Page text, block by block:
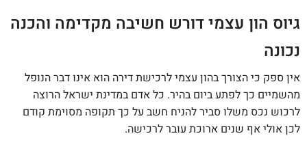
גיוס הון עצמי דורש חשיבה מקדימה והכנה
נכונה
אין ספק כי הצורך בהון עצמי לרכישת דירה הוא אינו דבר הנופל
מהשמיים כך לפתע ביום בהיר. כל אדם במדינת ישראל הרוצה
לרכוש נכס משלו סביר להניח חשב על כך תקופה מסוימת קודם
לכן אולי אף שנים ארוכת עובר לרכישה.